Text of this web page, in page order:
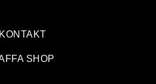
KONTAKT
SHOP